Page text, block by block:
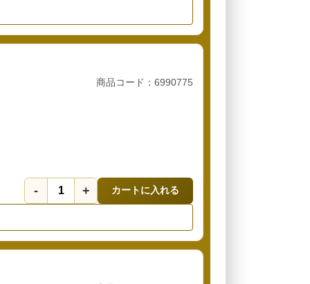
商品コード：6990775
- + カートに入れる